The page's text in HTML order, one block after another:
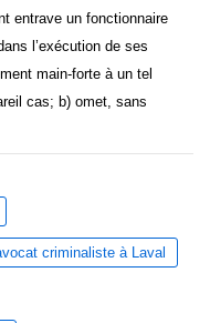
entrave un fonctionnaire
l’exécution de ses
main-forte à un tel
cas; b) omet, sans
criminaliste à Laval